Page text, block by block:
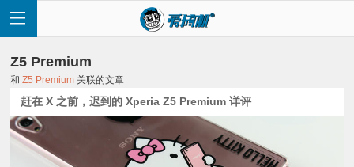
首
Z5 Premium
和Z5 Premium 关联的文章
赶在 X 之前，迟到的 Xperia Z5 Premium 详评